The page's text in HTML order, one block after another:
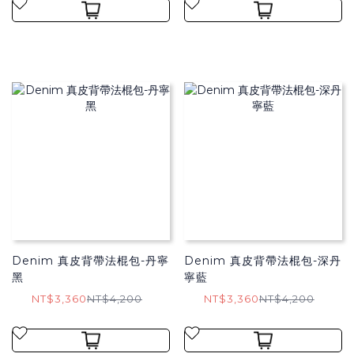
Denim 真皮背帶法棍包-丹寧
黑
NT$3,360NT$4,200
Denim 真皮背帶法棍包-深丹
寧藍
NT$3,360NT$4,200